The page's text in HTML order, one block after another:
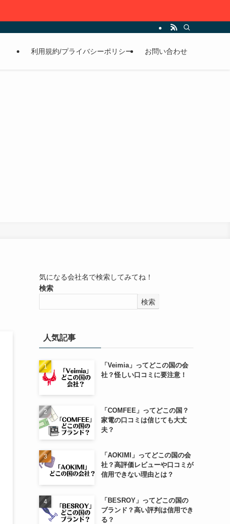
利用規約/プライバシーポリシー お問い合わせ
気になる会社名で検索してみてね！
検索
検索
人気記事
「Veimia」ってどこの国の会
社？怪しい口コミに要注意！
「COMFEE」ってどこの国？
家電の口コミは信じても大丈
夫？
「AOKIMI」ってどこの国の会
社？高評価レビューや口コミが
信用できない理由とは？
「BESROY」ってどこの国の
ブランド？高い評判は信用でき
る？